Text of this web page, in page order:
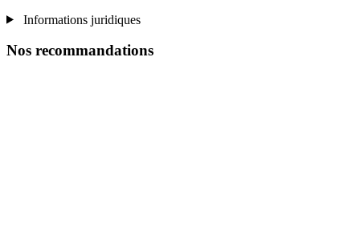
Informations juridiques
Nos recommandations